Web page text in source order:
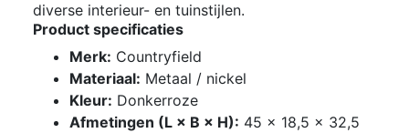
diverse interieur- en tuinstijlen.
Product specificaties
Merk: Countryfield
Materiaal: Metaal / nickel
Kleur: Donkerroze
Afmetingen (L × B × H): 45 × 18,5 × 32,5